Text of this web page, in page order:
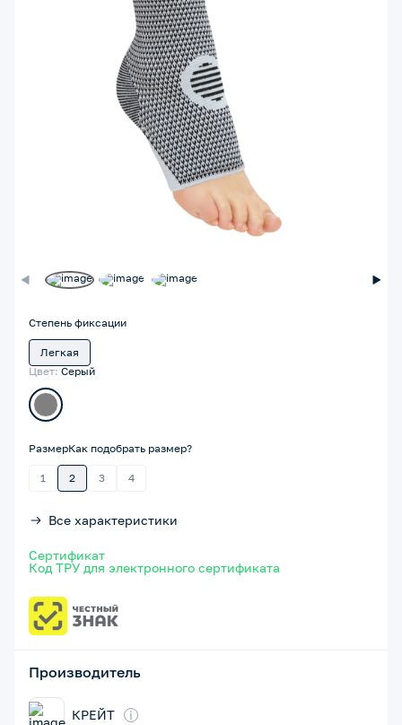
Степень фиксации
Легкая
Цвет: Серый
РазмерКак подобрать размер?
1 2 3 4
Все характеристики
Сертификат
Код ТРУ для электронного сертификата
Производитель
КРЕЙТ i